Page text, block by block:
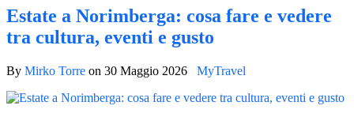
Estate a Norimberga: cosa fare e vedere
tra cultura, eventi e gusto
By Mirko Torre on 30 Maggio 2026 MyTravel